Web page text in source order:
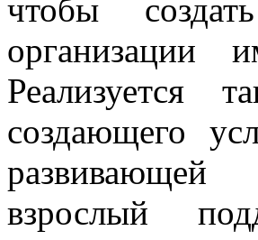
чтобы
организации
Реализуется
создающего
развивающей
взрослый